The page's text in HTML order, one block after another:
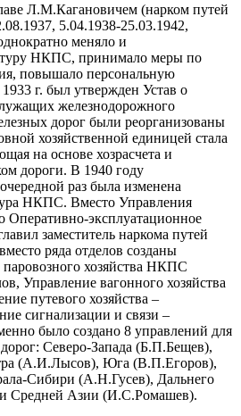
Л.М.Кагановичем (нарком путей
5.04.1938-25.03.1942,
меняло и
НКПС, принимало меры по
повышало персональную
г. был утвержден Устав о
железнодорожного
дорог были реорганизованы
хозяйственной единицей стала
на основе хозрасчета и
дороги. В 1940 году
раз была изменена
НКПС. Вместо Управления
Оперативно-эксплуатационное
заместитель наркома путей
ряда отделов созданы
хозяйства НКПС
Управление вагонного хозяйства
путевого хозяйства –
сигнализации и связи –
было создано 8 управлений для
Северо-Запада (Б.П.Бещев),
(А.И.Лысов), Юга (В.П.Егоров),
Сибири (А.Н.Гусев), Дальнего
Средней Азии (И.С.Ромашев).